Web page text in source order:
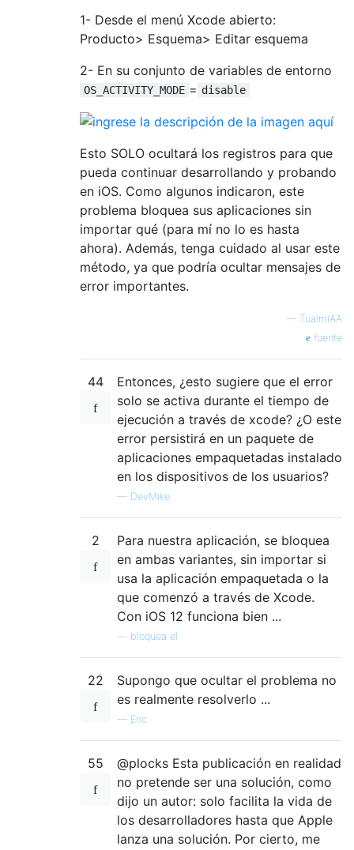
1- Desde el menú Xcode abierto:
Producto> Esquema> Editar esquema
2- En su conjunto de variables de entorno
OS_ACTIVITY_MODE = disable
Esto SOLO ocultará los registros para que
pueda continuar desarrollando y probando
en iOS. Como algunos indicaron, este
problema bloquea sus aplicaciones sin
importar qué (para mí no lo es hasta
ahora). Además, tenga cuidado al usar este
método, ya que podría ocultar mensajes de
error importantes.
— TuaimiAA
fuente
44
Entonces, ¿esto sugiere que el error
solo se activa durante el tiempo de
ejecución a través de xcode? ¿O este
error persistirá en un paquete de
aplicaciones empaquetadas instalado
en los dispositivos de los usuarios?
— DevMike
2
Para nuestra aplicación, se bloquea
en ambas variantes, sin importar si
usa la aplicación empaquetada o la
que comenzó a través de Xcode.
Con iOS 12 funciona bien ...
bloquea el
22
Supongo que ocultar el problema no
es realmente resolverlo ...
— Eric
55
@plocks Esta publicación en realidad
no pretende ser una solución, como
dijo un autor: solo facilita la vida de
los desarrolladores hasta que Apple
lanza una solución. Por cierto, me